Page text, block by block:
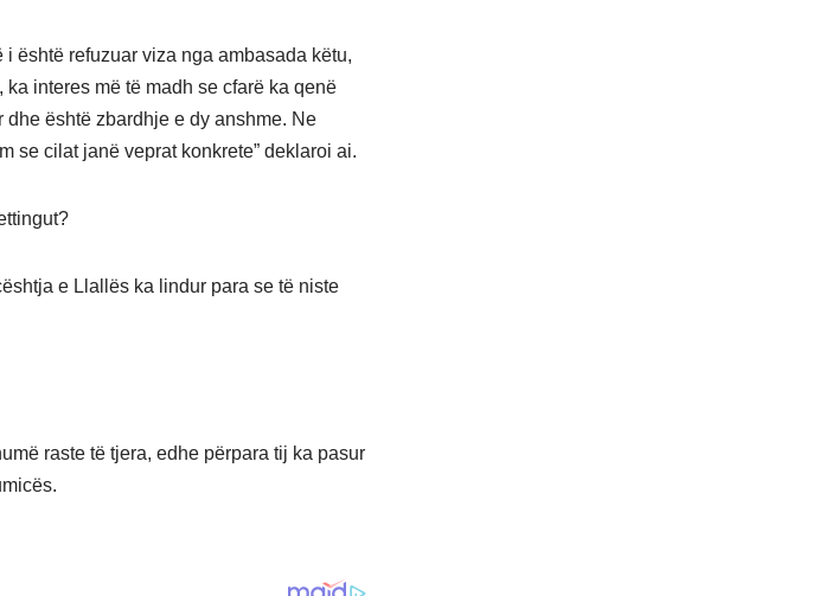
është refuzuar viza nga ambasada këtu,
interes më të madh se cfarë ka qenë
është zbardhje e dy anshme. Ne
se cilat janë veprat konkrete” deklaroi ai.
e Llallës ka lindur para se të niste
raste të tjera, edhe përpara tij ka pasur